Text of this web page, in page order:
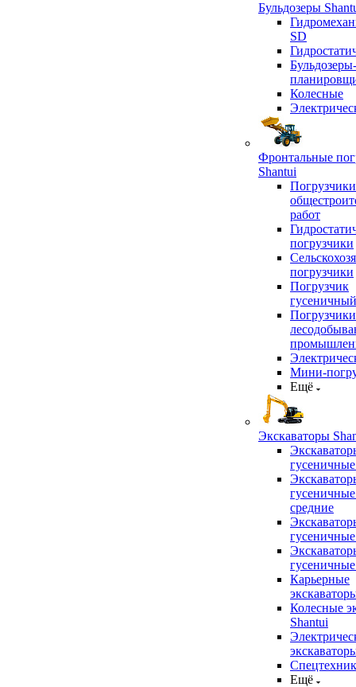
Бульдозеры
SD
Бульдозеры-
Колесные
Фронтальные
Shantui
работ
погрузчики
погрузчики
Погрузчик
гусеничный
Мини-
Ещё
Экскаваторы
средние
Карьерные
Колесные
Shantui
Ещё